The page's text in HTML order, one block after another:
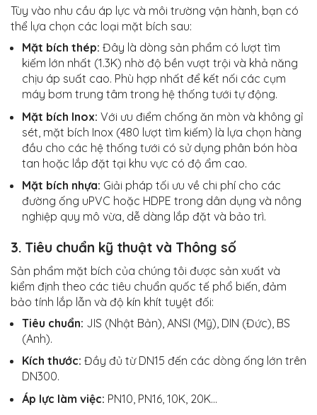
Tùy vào nhu cầu áp lực và môi trường vận hành, bạn có
thể lựa chọn các loại mặt bích sau:
Mặt bích thép: Đây là dòng sản phẩm có lượt tìm
kiếm lớn nhất (1.3K) nhờ độ bền vượt trội và khả năng
chịu áp suất cao. Phù hợp nhất để kết nối các cụm
máy bơm trung tâm trong hệ thống tưới tự động.
Mặt bích Inox: Với ưu điểm chống ăn mòn và không gỉ
sét, mặt bích Inox (480 lượt tìm kiếm) là lựa chọn hàng
đầu cho các hệ thống tưới có sử dụng phân bón hòa
tan hoặc lắp đặt tại khu vực có độ ẩm cao.
Mặt bích nhựa: Giải pháp tối ưu về chi phí cho các
đường ống uPVC hoặc HDPE trong dân dụng và nông
nghiệp quy mô vừa, dễ dàng lắp đặt và bảo trì.
3. Tiêu chuẩn kỹ thuật và Thông số
Sản phẩm mặt bích của chúng tôi được sản xuất và
kiểm định theo các tiêu chuẩn quốc tế phổ biến, đảm
bảo tính lắp lẫn và độ kín khít tuyệt đối:
Tiêu chuẩn: JIS (Nhật Bản), ANSI (Mỹ), DIN (Đức), BS
(Anh).
Kích thước: Đầy đủ từ DN15 đến các dòng ống lớn trên
DN300.
Áp lực làm việc: PN10, PN16, 10K, 20K...